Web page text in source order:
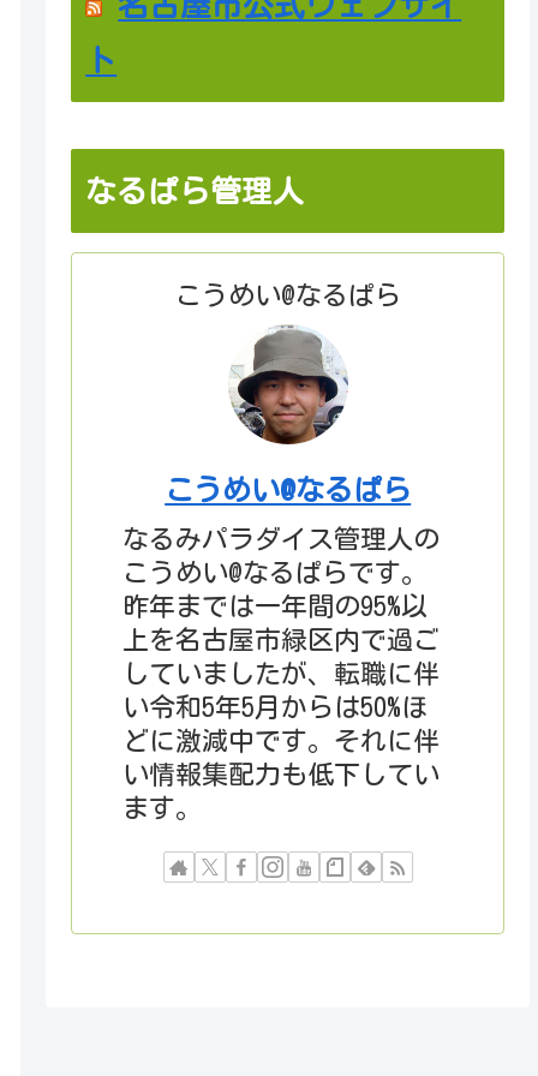
ト
なるぱら管理人
こうめい@なるぱら
こうめい@なるぱら
なるみパラダイス管理人の
こうめい@なるぱらです。
昨年までは一年間の95%以
上を名古屋市緑区内で過ご
していましたが、転職に伴
い令和5年5月からは50%ほ
どに激減中です。それに伴
い情報集配力も低下してい
ます。